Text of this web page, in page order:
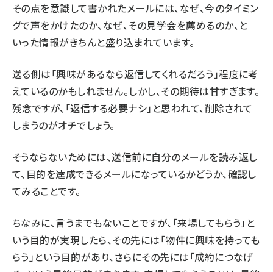
その点を意識して書かれたメールには、なぜ、今のタイミン
グで声をかけたのか、なぜ、その見学会を薦めるのか、と
いった情報がきちんと盛り込まれています。
送る側は「興味があるなら返信してくれるだろう」程度に考
えているのかもしれません。しかし、その期待は甘すぎます。
残念ですが、「返信する必要ナシ」と思われて、削除されて
しまうのがオチでしょう。
そうならないためには、送信前に自分のメールを読み返し
て、目的を達成できるメールになっているかどうか、確認し
てみることです。
ちなみに、言うまでもないことですが、「来場してもらう」と
いう目的が実現したら、その先には「物件に興味を持っても
らう」という目的があり、さらにその先には「成約につなげ